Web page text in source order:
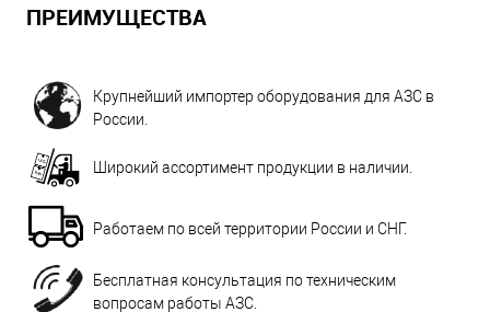
ПРЕИМУЩЕСТВА
Крупнейший импортер оборудования для АЗС в
России.
Широкий ассортимент продукции в наличии.
Работаем по всей территории России и СНГ.
Бесплатная консультация по техническим
вопросам работы АЗС.